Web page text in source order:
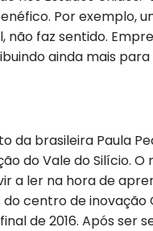
Por exemplo,
não faz sentido.
ainda mais para
da brasileira Paula
do Vale do Silício.
a ler na hora de
centro de inovação
de 2016. Após ser